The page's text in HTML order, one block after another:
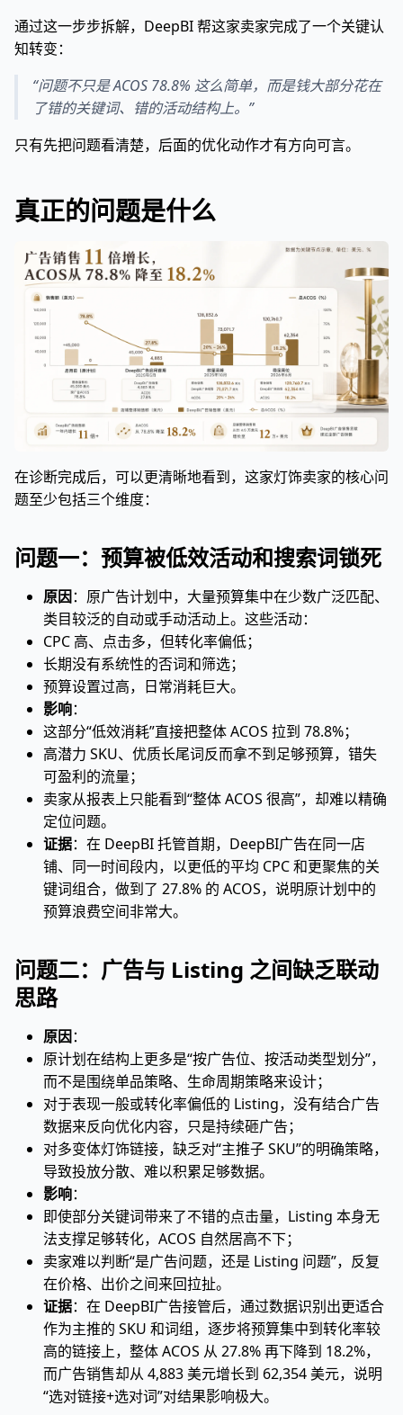
通过这一步步拆解，DeepBI 帮这家卖家完成了一个关键认
知转变：
“问题不只是 ACOS 78.8% 这么简单，而是钱大部分花在
了错的关键词、错的活动结构上。”
只有先把问题看清楚，后面的优化动作才有方向可言。
真正的问题是什么
在诊断完成后，可以更清晰地看到，这家灯饰卖家的核心问
题至少包括三个维度：
问题一：预算被低效活动和搜索词锁死
原因：原广告计划中，大量预算集中在少数广泛匹配、
类目较泛的自动或手动活动上。这些活动：
CPC 高、点击多，但转化率偏低；
长期没有系统性的否词和筛选；
预算设置过高，日常消耗巨大。
影响：
这部分“低效消耗”直接把整体 ACOS 拉到 78.8%；
高潜力 SKU、优质长尾词反而拿不到足够预算，错失
可盈利的流量；
卖家从报表上只能看到“整体 ACOS 很高”，却难以精确
定位问题。
证据：在 DeepBI 托管首期，DeepBI广告在同一店
铺、同一时间段内，以更低的平均 CPC 和更聚焦的关
键词组合，做到了 27.8% 的 ACOS，说明原计划中的
预算浪费空间非常大。
问题二：广告与 Listing 之间缺乏联动
思路
原因：
原计划在结构上更多是“按广告位、按活动类型划分”，
而不是围绕单品策略、生命周期策略来设计；
对于表现一般或转化率偏低的 Listing，没有结合广告
数据来反向优化内容，只是持续砸广告；
对多变体灯饰链接，缺乏对“主推子 SKU”的明确策略，
导致投放分散、难以积累足够数据。
影响：
即使部分关键词带来了不错的点击量，Listing 本身无
法支撑足够转化，ACOS 自然居高不下；
卖家难以判断“是广告问题，还是 Listing 问题”，反复
在价格、出价之间来回拉扯。
证据：在 DeepBI广告接管后，通过数据识别出更适合
作为主推的 SKU 和词组，逐步将预算集中到转化率较
高的链接上，整体 ACOS 从 27.8% 再下降到 18.2%，
而广告销售却从 4,883 美元增长到 62,354 美元，说明
“选对链接+选对词”对结果影响极大。